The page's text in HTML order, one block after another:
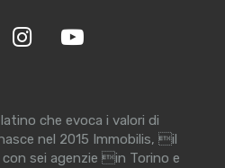
che evoca i valori di
nel 2015 Immobilis, il
sei agenzie in Torino e